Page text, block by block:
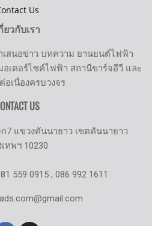
Us
ยวกับเรา
เสนอข่าว บทความ ยานยนต์ไฟฟ้า
เตอร์ไซค์ไฟฟ้า สถานีขาร์จอีวี และ
เนื่องครบวงจร
US
7 แขวงคันนายาว เขตคันนายาว
เทพฯ 10230
559 0915 , 086 992 1611